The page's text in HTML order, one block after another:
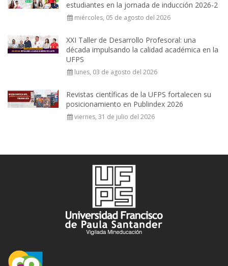
estudiantes en la jornada de inducción 2026-2
miércoles, 05 de agosto del 2026
XXI Taller de Desarrollo Profesoral: una
década impulsando la calidad académica en la
UFPS
lunes, 03 de agosto del 2026
Revistas científicas de la UFPS fortalecen su
posicionamiento en Publindex 2026
viernes, 31 de julio del 2026